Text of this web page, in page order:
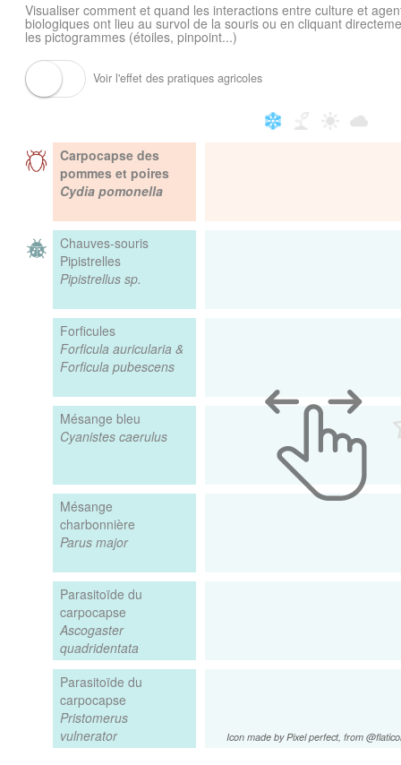
Visualiser comment et quand les interactions entre culture et
biologiques ont lieu au survol de la souris ou en cliquant
les pictogrammes (étoiles, pinpoint...)
Voir l'effet des pratiques agricoles
Carpocapse des
pommes et poires
Cydia pomonella
Chauves-souris
Pipistrelles
Pipistrellus sp.
Forficules
Forficula auricularia &
Forficula pubescens
Mésange bleu
Cyanistes caerulus
Mésange
charbonnière
Parus major
Parasitoïde du
carpocapse
Ascogaster
quadridentata
Parasitoïde du
carpocapse
Pristomerus
vulnerator
Icon made by Pixel perfect, from